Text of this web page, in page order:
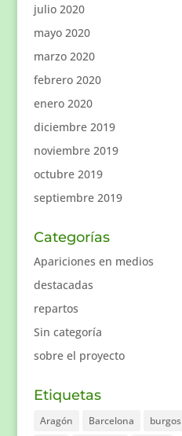
julio 2020
mayo 2020
marzo 2020
febrero 2020
enero 2020
diciembre 2019
noviembre 2019
octubre 2019
septiembre 2019
Categorías
Apariciones en medios
destacadas
repartos
Sin categoría
sobre el proyecto
Etiquetas
Aragón Barcelona burgos